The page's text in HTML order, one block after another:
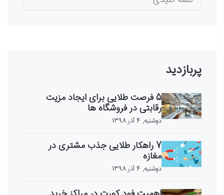
پربازدید
5 فرصت طلایی برای ایجاد مزیت
رقابتی در فروشگاه ها
دوشنبه, 4 آذر 1398
7 راهکار طلایی جذب مشتری در
مغازه
دوشنبه, 4 آذر 1398